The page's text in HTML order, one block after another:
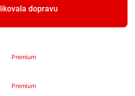
dopravu
Premium
Premium